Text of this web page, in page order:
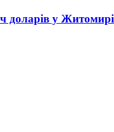
доларів у Житомирі